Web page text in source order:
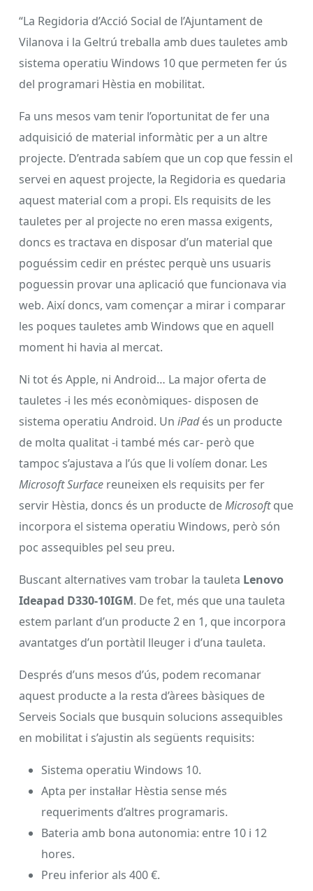
“La Regidoria d’Acció Social de l’Ajuntament de
Vilanova i la Geltrú treballa amb dues tauletes amb
sistema operatiu Windows 10 que permeten fer ús
del programari Hèstia en mobilitat.
Fa uns mesos vam tenir l’oportunitat de fer una
adquisició de material informàtic per a un altre
projecte. D’entrada sabíem que un cop que fessin el
servei en aquest projecte, la Regidoria es quedaria
aquest material com a propi. Els requisits de les
tauletes per al projecte no eren massa exigents,
doncs es tractava en disposar d’un material que
poguéssim cedir en préstec perquè uns usuaris
poguessin provar una aplicació que funcionava via
web. Així doncs, vam començar a mirar i comparar
les poques tauletes amb Windows que en aquell
moment hi havia al mercat.
Ni tot és Apple, ni Android… La major oferta de
tauletes -i les més econòmiques- disposen de
sistema operatiu Android. Un iPadés un producte
de molta qualitat -i també més car- però que
tampoc s’ajustava a l’ús que li volíem donar. Les
Microsoft Surface reuneixen els requisits per fer
servir Hèstia, doncs és un producte deMicrosoftque
incorpora el sistema operatiu Windows, però són
poc assequibles pel seu preu.
Buscant alternatives vam trobar la tauleta Lenovo
Ideapad D330-10IGM. De fet, més que una tauleta
estem parlant d’un producte 2 en 1, que incorpora
avantatges d’un portàtil lleuger i d’una tauleta.
Després d’uns mesos d’ús, podem recomanar
aquest producte a la resta d’àrees bàsiques de
Serveis Socials que busquin solucions assequibles
en mobilitat i s’ajustin als següents requisits:
Sistema operatiu Windows 10.
Apta per instal·lar Hèstia sense més
requeriments d’altres programaris.
Bateria amb bona autonomia: entre 10 i 12
hores.
Preu inferior als 400 €.